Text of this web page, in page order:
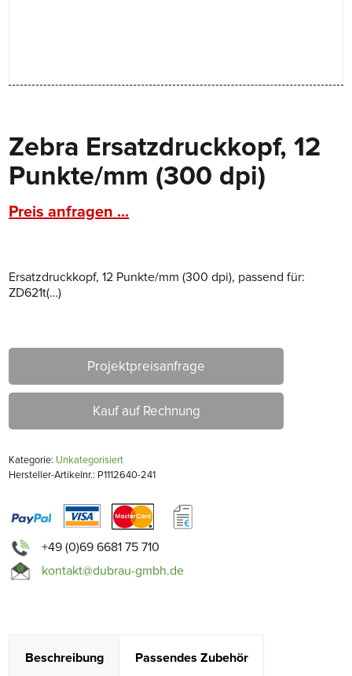
Zebra Ersatzdruckkopf, 12
Punkte/mm (300 dpi)
Preis anfragen ...
Ersatzdruckkopf, 12 Punkte/mm (300 dpi), passend für:
ZD621t(…)
Projektpreisanfrage
Kauf auf Rechnung
Kategorie: Unkategorisiert
Hersteller-Artikelnr.: P1112640-241
+49 (0)69 6681 75 710
kontakt@dubrau-gmbh.de
Beschreibung Passendes Zubehör